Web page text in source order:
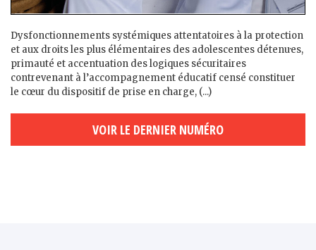
Dysfonctionnements systémiques attentatoires à la protection
et aux droits les plus élémentaires des adolescent·es détenu·es,
primauté et accentuation des logiques sécuritaires
contrevenant à l’accompagnement éducatif censé constituer
le cœur du dispositif de prise en charge, (...)
VOIR LE DERNIER NUMÉRO